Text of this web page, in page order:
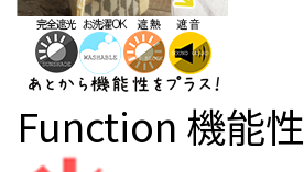
Function 機能性